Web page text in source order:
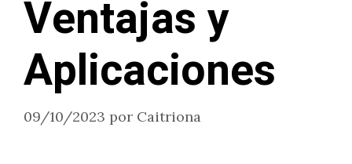
Ventajas y
Aplicaciones
09/10/2023 por Caitriona